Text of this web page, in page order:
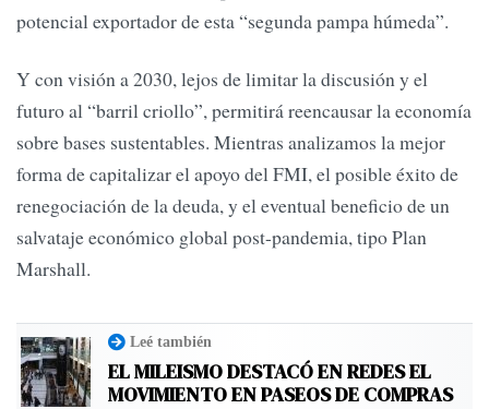
potencial exportador de esta “segunda pampa húmeda”.
Y con visión a 2030, lejos de limitar la discusión y el
futuro al “barril criollo”, permitirá reencausar la economía
sobre bases sustentables. Mientras analizamos la mejor
forma de capitalizar el apoyo del FMI, el posible éxito de
renegociación de la deuda, y el eventual beneficio de un
salvataje económico global post-pandemia, tipo Plan
Marshall.
Leé también
EL MILEISMO DESTACÓ EN REDES EL
MOVIMIENTO EN PASEOS DE COMPRAS